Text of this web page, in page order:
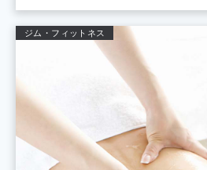
ジム・フィットネス